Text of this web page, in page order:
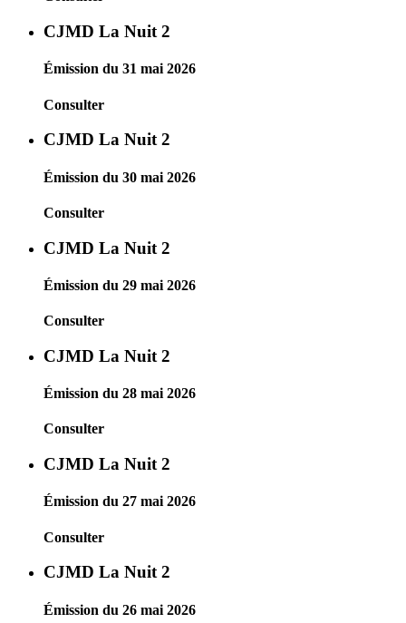
CJMD La Nuit 2
Émission du 31 mai 2026
Consulter
CJMD La Nuit 2
Émission du 30 mai 2026
Consulter
CJMD La Nuit 2
Émission du 29 mai 2026
Consulter
CJMD La Nuit 2
Émission du 28 mai 2026
Consulter
CJMD La Nuit 2
Émission du 27 mai 2026
Consulter
CJMD La Nuit 2
Émission du 26 mai 2026